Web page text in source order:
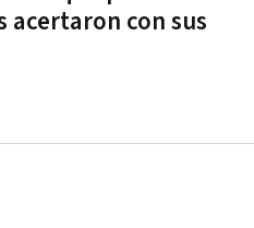
acertaron con sus